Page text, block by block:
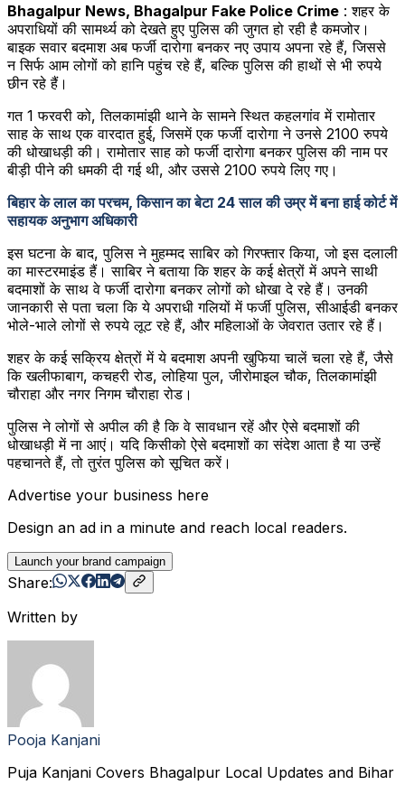
Bhagalpur News, Bhagalpur Fake Police Crime : शहर के
अपराधियों की सामर्थ्य को देखते हुए पुलिस की जुगत हो रही है कमजोर।
बाइक सवार बदमाश अब फर्जी दारोगा बनकर नए उपाय अपना रहे हैं, जिससे
न सिर्फ आम लोगों को हानि पहुंच रहे हैं, बल्कि पुलिस की हाथों से भी रुपये
छीन रहे हैं।
गत 1 फरवरी को, तिलकामांझी थाने के सामने स्थित कहलगांव में रामोतार
साह के साथ एक वारदात हुई, जिसमें एक फर्जी दारोगा ने उनसे 2100 रुपये
की धोखाधड़ी की। रामोतार साह को फर्जी दारोगा बनकर पुलिस की नाम पर
बीड़ी पीने की धमकी दी गई थी, और उससे 2100 रुपये लिए गए।
बिहार के लाल का परचम, किसान का बेटा 24 साल की उम्र में बना हाई कोर्ट में
सहायक अनुभाग अधिकारी
इस घटना के बाद, पुलिस ने मुहम्मद साबिर को गिरफ्तार किया, जो इस दलाली
का मास्टरमाइंड हैं। साबिर ने बताया कि शहर के कई क्षेत्रों में अपने साथी
बदमाशों के साथ वे फर्जी दारोगा बनकर लोगों को धोखा दे रहे हैं। उनकी
जानकारी से पता चला कि ये अपराधी गलियों में फर्जी पुलिस, सीआईडी बनकर
भोले-भाले लोगों से रुपये लूट रहे हैं, और महिलाओं के जेवरात उतार रहे हैं।
शहर के कई सक्रिय क्षेत्रों में ये बदमाश अपनी खुफिया चालें चला रहे हैं, जैसे
कि खलीफाबाग, कचहरी रोड, लोहिया पुल, जीरोमाइल चौक, तिलकामांझी
चौराहा और नगर निगम चौराहा रोड।
पुलिस ने लोगों से अपील की है कि वे सावधान रहें और ऐसे बदमाशों की
धोखाधड़ी में ना आएं। यदि किसीको ऐसे बदमाशों का संदेश आता है या उन्हें
पहचानते हैं, तो तुरंत पुलिस को सूचित करें।
Advertise your business here
Design an ad in a minute and reach local readers.
Launch your brand campaign
Share:
Written by
Pooja Kanjani
Puja Kanjani Covers Bhagalpur Local Updates and Bihar